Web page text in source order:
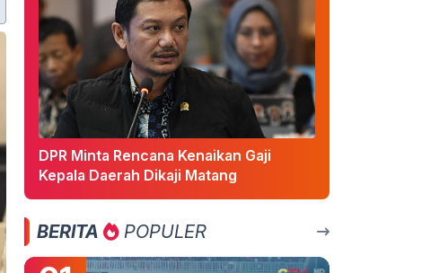
DPR Minta Rencana Kenaikan Gaji
Kepala Daerah Dikaji Matang
BERITA POPULER